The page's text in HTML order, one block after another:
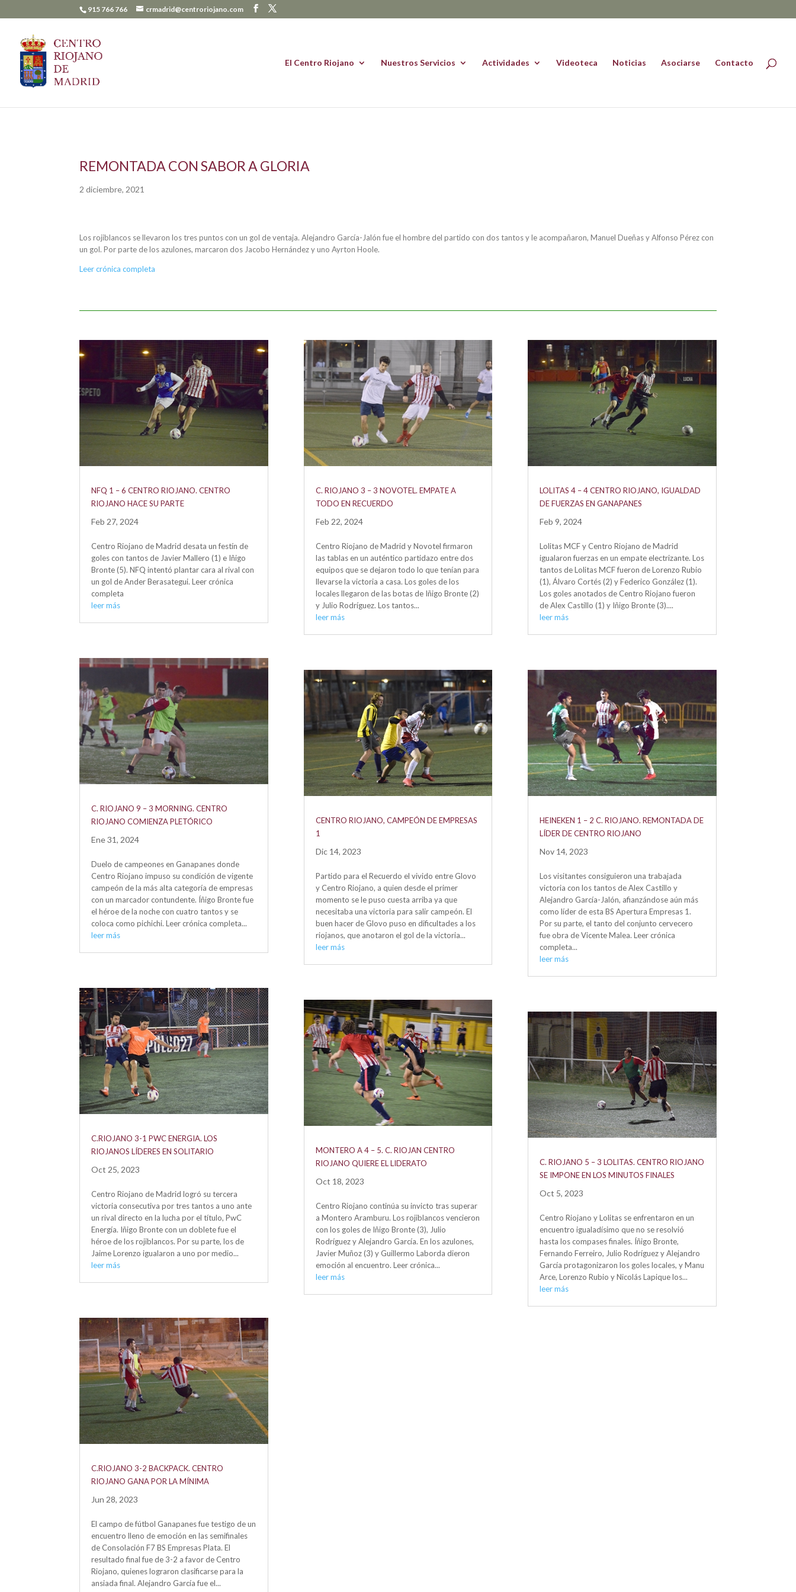
915 766 766 crmadrid@centroriojano.com
El Centro Riojano Nuestros Servicios Actividades Videoteca Noticias Asociarse Contacto
REMONTADA CON SABOR A GLORIA
2 diciembre, 2021
Los rojiblancos se llevaron los tres puntos con un gol de ventaja. Alejandro García-Jalón fue el hombre del partido con dos tantos y le acompañaron, Manuel Dueñas y Alfonso Pérez con
un gol. Por parte de los azulones, marcaron dos Jacobo Hernández y uno Ayrton Hoole.
Leer crónica completa
NFQ 1 – 6 CENTRO RIOJANO. CENTRO
RIOJANO HACE SU PARTE
Feb 27, 2024
Centro Riojano de Madrid desata un festín de
goles con tantos de Javier Mallero (1) e Iñigo
Bronte (5). NFQ intentó plantar cara al rival con
un gol de Ander Berasategui. Leer crónica
completa
leer más
C. RIOJANO 9 – 3 MORNING. CENTRO
RIOJANO COMIENZA PLETÓRICO
Ene 31, 2024
Duelo de campeones en Ganapanes donde
Centro Riojano impuso su condición de vigente
campeón de la más alta categoría de empresas
con un marcador contundente. Íñigo Bronte fue
el héroe de la noche con cuatro tantos y se
coloca como pichichi. Leer crónica completa...
leer más
C.RIOJANO 3-1 PWC ENERGIA. LOS
RIOJANOS LÍDERES EN SOLITARIO
Oct 25, 2023
Centro Riojano de Madrid logró su tercera
victoria consecutiva por tres tantos a uno ante
un rival directo en la lucha por el título, PwC
Energía. Iñigo Bronte con un doblete fue el
héroe de los rojiblancos. Por su parte, los de
Jaime Lorenzo igualaron a uno por medio...
leer más
C.RIOJANO 3-2 BACKPACK. CENTRO
RIOJANO GANA POR LA MÍNIMA
Jun 28, 2023
El campo de fútbol Ganapanes fue testigo de un
encuentro lleno de emoción en las semifinales
de Consolación F7 BS Empresas Plata. El
resultado final fue de 3-2 a favor de Centro
Riojano, quienes lograron clasificarse para la
ansiada final. Alejandro García fue el...
C. RIOJANO 3 – 3 NOVOTEL. EMPATE A
TODO EN RECUERDO
Feb 22, 2024
Centro Riojano de Madrid y Novotel firmaron
las tablas en un auténtico partidazo entre dos
equipos que se dejaron todo lo que tenían para
llevarse la victoria a casa. Los goles de los
locales llegaron de las botas de Iñigo Bronte (2)
y Julio Rodríguez. Los tantos...
leer más
CENTRO RIOJANO, CAMPEÓN DE EMPRESAS
1
Dic 14, 2023
Partido para el Recuerdo el vivido entre Glovo
y Centro Riojano, a quien desde el primer
momento se le puso cuesta arriba ya que
necesitaba una victoria para salir campeón. El
buen hacer de Glovo puso en dificultades a los
riojanos, que anotaron el gol de la victoria...
leer más
MONTERO A 4 – 5. C. RIOJAN CENTRO
RIOJANO QUIERE EL LIDERATO
Oct 18, 2023
Centro Riojano continúa su invicto tras superar
a Montero Aramburu. Los rojiblancos vencieron
con los goles de Iñigo Bronte (3), Julio
Rodríguez y Alejandro García. En los azulones,
Javier Muñoz (3) y Guillermo Laborda dieron
emoción al encuentro. Leer crónica...
leer más
LOLITAS 4 – 4 CENTRO RIOJANO, IGUALDAD
DE FUERZAS EN GANAPANES
Feb 9, 2024
Lolitas MCF y Centro Riojano de Madrid
igualaron fuerzas en un empate electrizante. Los
tantos de Lolitas MCF fueron de Lorenzo Rubio
(1), Álvaro Cortés (2) y Federico González (1).
Los goles anotados de Centro Riojano fueron
de Alex Castillo (1) y Iñigo Bronte (3)....
leer más
HEINEKEN 1 – 2 C. RIOJANO. REMONTADA DE
LÍDER DE CENTRO RIOJANO
Nov 14, 2023
Los visitantes consiguieron una trabajada
victoria con los tantos de Alex Castillo y
Alejandro García-Jalón, afianzándose aún más
como líder de esta BS Apertura Empresas 1.
Por su parte, el tanto del conjunto cervecero
fue obra de Vicente Malea. Leer crónica
completa...
leer más
C. RIOJANO 5 – 3 LOLITAS. CENTRO RIOJANO
SE IMPONE EN LOS MINUTOS FINALES
Oct 5, 2023
Centro Riojano y Lolitas se enfrentaron en un
encuentro igualadísimo que no se resolvió
hasta los compases finales. Íñigo Bronte,
Fernando Ferreiro, Julio Rodríguez y Alejandro
García protagonizaron los goles locales, y Manu
Arce, Lorenzo Rubio y Nicolás Lapique los...
leer más